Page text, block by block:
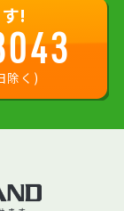
!
除く)